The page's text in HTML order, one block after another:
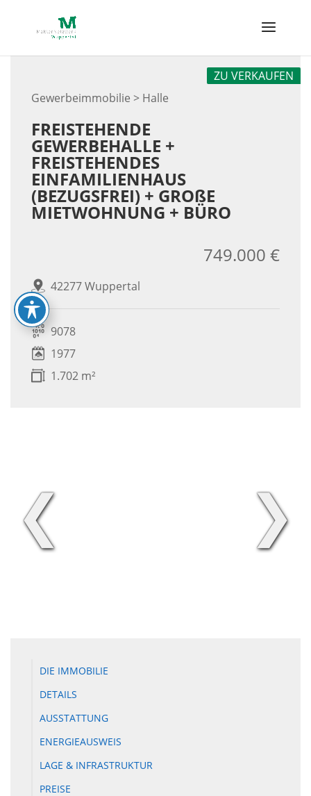
content
Gewerbeimmobilie > Halle
ZU VERKAUFEN
FREISTEHENDE
GEWERBEHALLE +
FREISTEHENDES
EINFAMILIENHAUS
(BEZUGSFREI) + GROßE
MIETWOHNUNG + BÜRO
42277 Wuppertal
749.000 €
9078
1977
1.702 m²
❮ ❯
DIE IMMOBILIE
DETAILS
AUSSTATTUNG
ENERGIEAUSWEIS
LAGE & INFRASTRUKTUR
PREISE